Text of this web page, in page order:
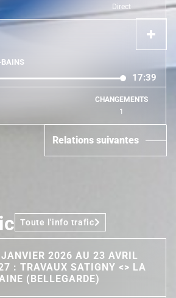
Direct
BAINS
17:39
CHANGEMENTS
1
Relations suivantes
Toute l'info trafic
2026 AU 23 AVRIL
: TRAVAUX SATIGNY <> LA
(BELLEGARDE)